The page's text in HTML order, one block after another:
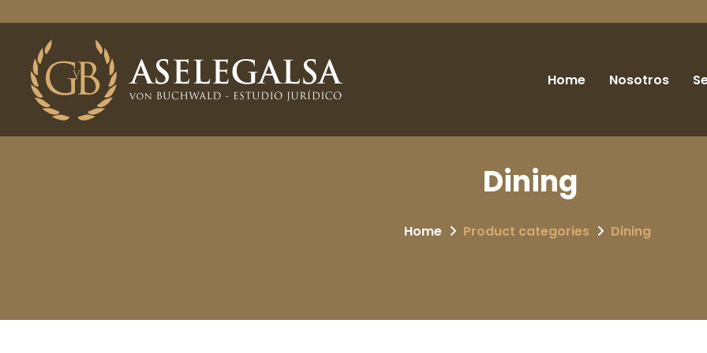
Home Nosotros
Dining
Home Product categories Dining